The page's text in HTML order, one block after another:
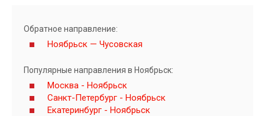
Обратное направление:
Ноябрьск — Чусовская
Популярные направления в Ноябрьск:
Москва - Ноябрьск
Санкт-Петербург - Ноябрьск
Екатеринбург - Ноябрьск